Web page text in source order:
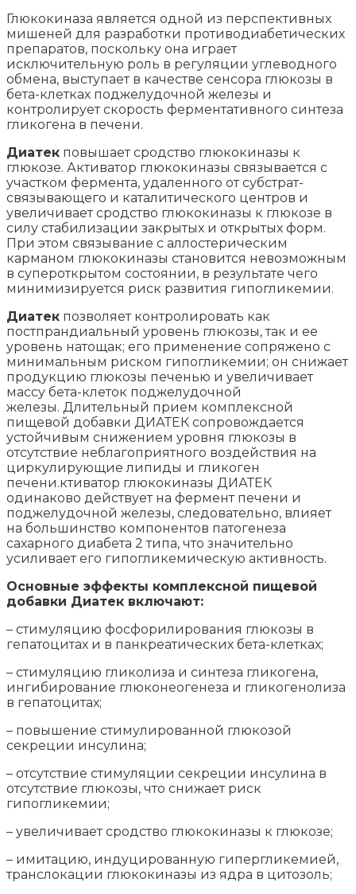
Глюкокиназа является одной из перспективных
мишеней для разработки противодиабетических
препаратов, поскольку она играет
исключительную роль в регуляции углеводного
обмена, выступает в качестве сенсора глюкозы в
бета-клетках поджелудочной железы и
контролирует скорость ферментативного синтеза
гликогена в печени.
Диатек повышает сродство глюкокиназы к
глюкозе. Активатор глюкокиназы связывается с
участком фермента, удаленного от субстрат-
связывающего и каталитического центров и
увеличивает сродство глюкокиназы к глюкозе в
силу стабилизации закрытых и открытых форм.
При этом связывание с аллостерическим
карманом глюкокиназы становится невозможным
в супероткрытом состоянии, в результате чего
минимизируется риск развития гипогликемии.
Диатек позволяет контролировать как
постпрандиальный уровень глюкозы, так и ее
уровень натощак; его применение сопряжено с
минимальным риском гипогликемии; он снижает
продукцию глюкозы печенью и увеличивает
массу бета-клеток поджелудочной
железы. Длительный прием комплексной
пищевой добавки ДИАТЕК сопровождается
устойчивым снижением уровня глюкозы в
отсутствие неблагоприятного воздействия на
циркулирующие липиды и гликоген
печени.ктиватор глюкокиназы ДИАТЕК
одинаково действует на фермент печени и
поджелудочной железы, следовательно, влияет
на большинство компонентов патогенеза
сахарного диабета 2 типа, что значительно
усиливает его гипогликемическую активность.
Основные эффекты комплексной пищевой
добавки Диатек включают:
– стимуляцию фосфорилирования глюкозы в
гепатоцитах и в панкреатических бета-клетках;
– стимуляцию гликолиза и синтеза гликогена,
ингибирование глюконеогенеза и гликогенолиза
в гепатоцитах;
– повышение стимулированной глюкозой
секреции инсулина;
– отсутствие стимуляции секреции инсулина в
отсутствие глюкозы, что снижает риск
гипогликемии;
– увеличивает сродство глюкокиназы к глюкозе;
– имитацию, индуцированную гипергликемией,
транслокации глюкокиназы из ядра в цитозоль;